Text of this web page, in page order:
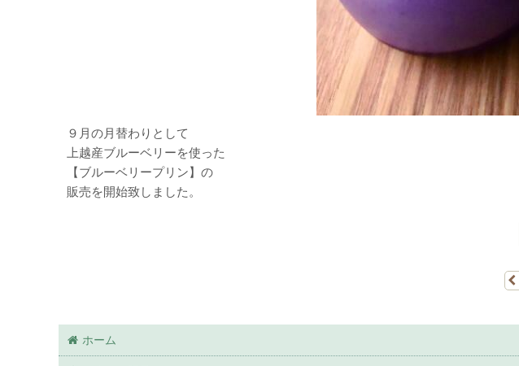
９月の月替わりとして
上越産ブルーベリーを使った
【ブルーベリープリン】の
販売を開始致しました。
ホーム